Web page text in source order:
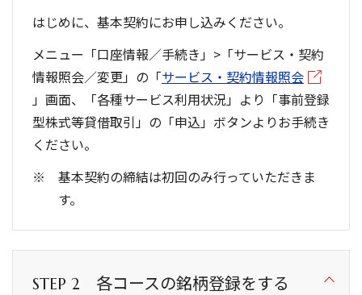
はじめに、基本契約にお申し込みください。
メニュー「口座情報／手続き」>「サービス・契約
情報照会／変更」の「サービス・契約情報照会
」画面、「各種サービス利用状況」より「事前登録
型株式等貸借取引」の「申込」ボタンよりお手続き
ください。
基本契約の締結は初回のみ行っていただきま
す。
STEP 2 各コースの銘柄登録をする